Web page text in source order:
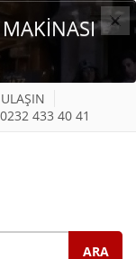
×
0232 433 40 41